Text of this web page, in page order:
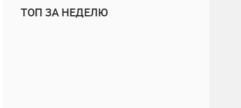
ТОП ЗА НЕДЕЛЮ